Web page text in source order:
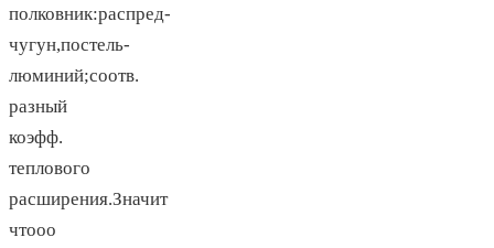
полковник:распред-
чугун,постель-
люминий;соотв.
разный
коэфф.
теплового
расширения.Значит
чтооо